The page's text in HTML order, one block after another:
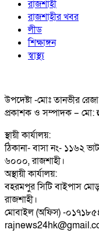
রাজশাহী
রাজশাহীর খবর
লীড
শিক্ষাঙ্গন
স্বাস্থ্য
উপদেষ্টা -মোঃ তানভীর রেজা
প্রকাশক ও সম্পাদক – মো:
স্থায়ী কার্যালয়:
ঠিকানা- বাসা নং- ১১৬২
৬০০০, রাজশাহী।
অস্থায়ী কার্যালয়:
বহরমপুর সিটি বাইপাস
রাজশাহী।
মোবাইল (অফিস) -